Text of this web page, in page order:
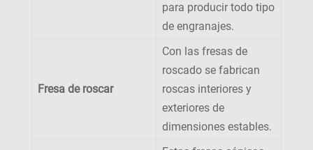
para producir todo tipo
de engranajes.
Fresa de roscar
Con las fresas de
roscado se fabrican
roscas interiores y
exteriores de
dimensiones estables.